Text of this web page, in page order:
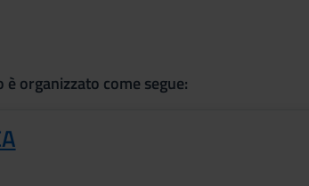
è organizzato come segue: